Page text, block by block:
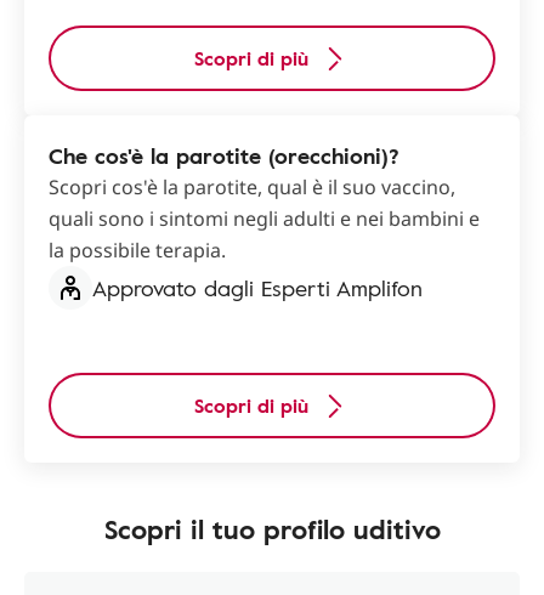
Scopri di più
Che cos'è la parotite (orecchioni)?
Scopri cos'è la parotite, qual è il suo vaccino,
quali sono i sintomi negli adulti e nei bambini e
la possibile terapia.
Approvato dagli Esperti Amplifon
Scopri di più
Scopri il tuo profilo uditivo